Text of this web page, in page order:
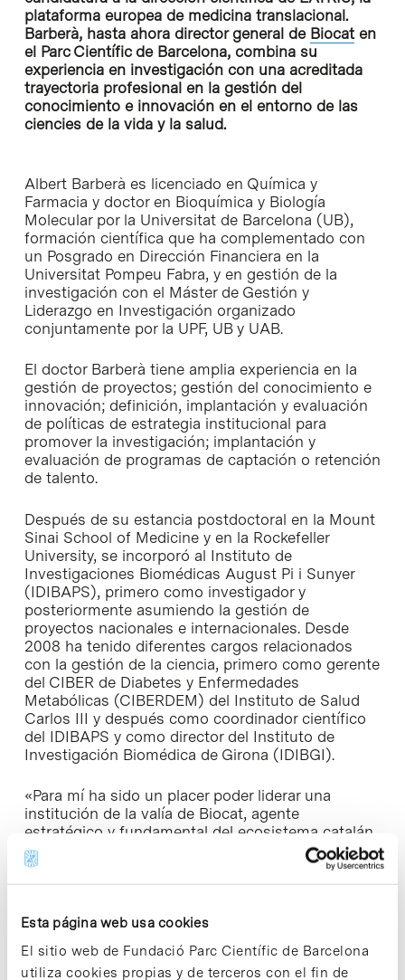
Esta página web usa cookies
El sitio web de Fundació Parc Científic de Barcelona
utiliza cookies propias y de terceros con el fin de
plataforma europea de medicina translacional.
Barberà, hasta ahora director general de Biocaten
el Parc Científic de Barcelona, combina su
experiencia en investigación con una acreditada
trayectoria profesional en la gestión del
conocimiento e innovación en el entorno de las
ciencies de la vida y la salud.
Albert Barberà es licenciado en Química y
Farmacia y doctor en Bioquímica y Biología
Molecular por la Universitat de Barcelona (UB),
formación científica que ha complementado con
un Posgrado en Dirección Financiera en la
Universitat Pompeu Fabra, y en gestión de la
investigación con el Máster de Gestión y
Liderazgo en Investigación organizado
conjuntamente por la UPF, UB y UAB.
El doctor Barberà tiene amplia experiencia en la
gestión de proyectos; gestión del conocimiento e
innovación; definición, implantación y evaluación
de políticas de estrategia institucional para
promover la investigación; implantación y
evaluación de programas de captación o retención
de talento.
Después de su estancia postdoctoral en la Mount
Sinai School of Medicine y en la Rockefeller
University, se incorporó al Instituto de
Investigaciones Biomédicas August Pi i Sunyer
(IDIBAPS), primero como investigador y
posteriormente asumiendo la gestión de
proyectos nacionales e internacionales. Desde
2008 ha tenido diferentes cargos relacionados
con la gestión de la ciencia, primero como gerente
del CIBER de Diabetes y Enfermedades
Metabólicas (CIBERDEM) del Instituto de Salud
Carlos III y después como coordinador científico
del IDIBAPS y como director del Instituto de
Investigación Biomédica de Girona (IDIBGI).
«Para mí ha sido un placer poder liderar una
institución de la valía de Biocat, agente
estratégico y fundamental del ecosistema catalán
de ciencias de la vida y la salud. Después de un
año y medio pleno de nuevos retos, mucha ilusión
y esfuerzos, puedo afirmar que ha sido uno de los
profesional. Poder contribuir activamente a la
construcción y el desarrollo de un sector
estratégico del país es sin duda un privilegio”,